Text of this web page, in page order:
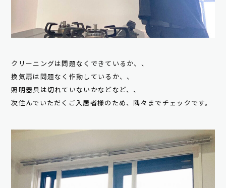
クリーニングは問題なくできているか、、
換気扇は問題なく作動しているか、、
照明器具は切れていないかなどなど、、
次住んでいただくご入居者様のため、隅々までチェックです。